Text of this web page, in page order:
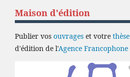
Maison d'édition
Publier vos ouvrages et votre thèse
d'édition de l'Agence Francophone